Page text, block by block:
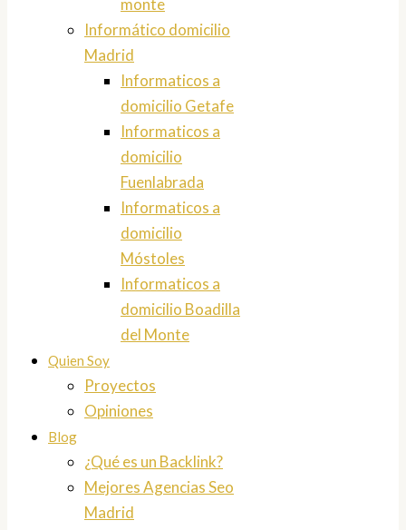
monte
Informático domicilio
Madrid
Informaticos a
domicilio Getafe
Informaticos a
domicilio
Fuenlabrada
Informaticos a
domicilio
Móstoles
Informaticos a
domicilio Boadilla
del Monte
Quien Soy
Proyectos
Opiniones
Blog
¿Qué es un Backlink?
Mejores Agencias Seo
Madrid